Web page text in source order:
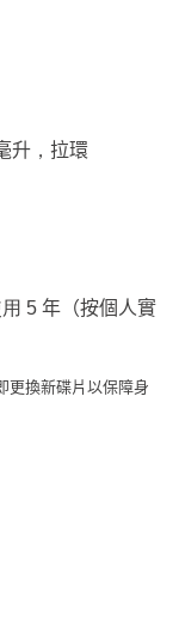
升 ， 拉環
5 年（按個人實
更換新碟片以保障身